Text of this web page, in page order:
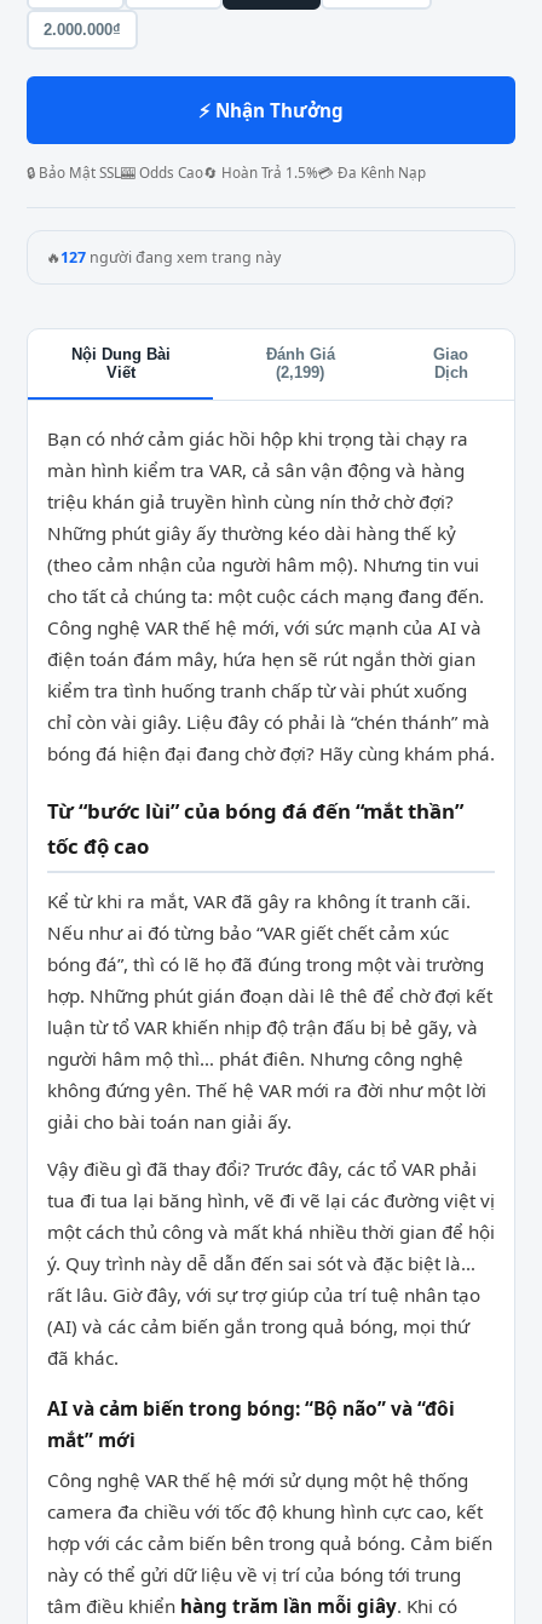
2.000.000₫
⚡ Nhận Thưởng
🔒 Bảo Mật SSL🎰 Odds Cao🔄 Hoàn Trả 1.5%💳 Đa Kênh Nạp
🔥127 người đang xem trang này
Nội Dung Bài
Viết
Đánh Giá
(2,199)
Giao
Dịch
Bạn có nhớ cảm giác hồi hộp khi trọng tài chạy ra
màn hình kiểm tra VAR, cả sân vận động và hàng
triệu khán giả truyền hình cùng nín thở chờ đợi?
Những phút giây ấy thường kéo dài hàng thế kỷ
(theo cảm nhận của người hâm mộ). Nhưng tin vui
cho tất cả chúng ta: một cuộc cách mạng đang đến.
Công nghệ VAR thế hệ mới, với sức mạnh của AI và
điện toán đám mây, hứa hẹn sẽ rút ngắn thời gian
kiểm tra tình huống tranh chấp từ vài phút xuống
chỉ còn vài giây. Liệu đây có phải là “chén thánh” mà
bóng đá hiện đại đang chờ đợi? Hãy cùng khám phá.
Từ “bước lùi” của bóng đá đến “mắt thần”
tốc độ cao
Kể từ khi ra mắt, VAR đã gây ra không ít tranh cãi.
Nếu như ai đó từng bảo “VAR giết chết cảm xúc
bóng đá”, thì có lẽ họ đã đúng trong một vài trường
hợp. Những phút gián đoạn dài lê thê để chờ đợi kết
luận từ tổ VAR khiến nhịp độ trận đấu bị bẻ gãy, và
người hâm mộ thì… phát điên. Nhưng công nghệ
không đứng yên. Thế hệ VAR mới ra đời như một lời
giải cho bài toán nan giải ấy.
Vậy điều gì đã thay đổi? Trước đây, các tổ VAR phải
tua đi tua lại băng hình, vẽ đi vẽ lại các đường việt vị
một cách thủ công và mất khá nhiều thời gian để hội
ý. Quy trình này dễ dẫn đến sai sót và đặc biệt là…
rất lâu. Giờ đây, với sự trợ giúp của trí tuệ nhân tạo
(AI) và các cảm biến gắn trong quả bóng, mọi thứ
đã khác.
AI và cảm biến trong bóng: “Bộ não” và “đôi
mắt” mới
Công nghệ VAR thế hệ mới sử dụng một hệ thống
camera đa chiều với tốc độ khung hình cực cao, kết
hợp với các cảm biến bên trong quả bóng. Cảm biến
này có thể gửi dữ liệu về vị trí của bóng tới trung
tâm điều khiển hàng trăm lần mỗi giây. Khi có